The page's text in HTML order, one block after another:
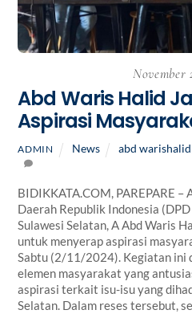
November
Abd Waris Halid
Aspirasi
ADMIN News abd warishalid
BIDIKKATA.COM, PAREPARE
Daerah Republik Indonesia
Sulawesi Selatan, A Abd Waris
untuk menyerap aspirasi
Sabtu (2/11/2024). Kegiatan ini
elemen masyarakat yang
aspirasi terkait isu-isu yang
Selatan. Dalam reses tersebut,